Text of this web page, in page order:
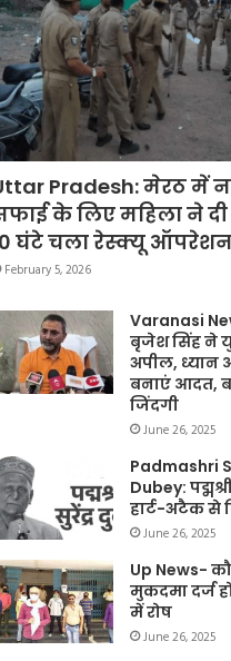
Pradesh: मेरठ में
के लिए महिला ने
घंटे चला रेस्क्यू ऑपरेशन
February 5, 2026
Varanasi
बृजेश सिंह ने
अपील, ध्यान
बनाएं आदत,
जिंदगी
June 26, 2025
Padmashri
Dubey:
हार्ट-अटैक से
June 26, 2025
Up News-
मुकदमा दर्ज
में रोष
June 26, 2025